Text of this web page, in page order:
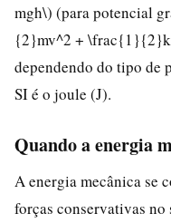
mgh\) (para potencial
{2}mv^2 +
dependendo do tipo de
SI é o joule (J).
Quando a energia
A energia mecânica se
forças conservativas no